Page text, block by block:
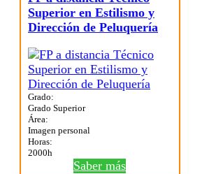
Superior en Estilismo y
Dirección de Peluquería
Grado:
Grado Superior
Área:
Imagen personal
Horas:
2000h
Saber más